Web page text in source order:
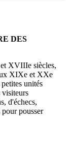
DES
XVIIIe siècles,
XIXe et XXe
unités
visiteurs
d'échecs,
pour pousser